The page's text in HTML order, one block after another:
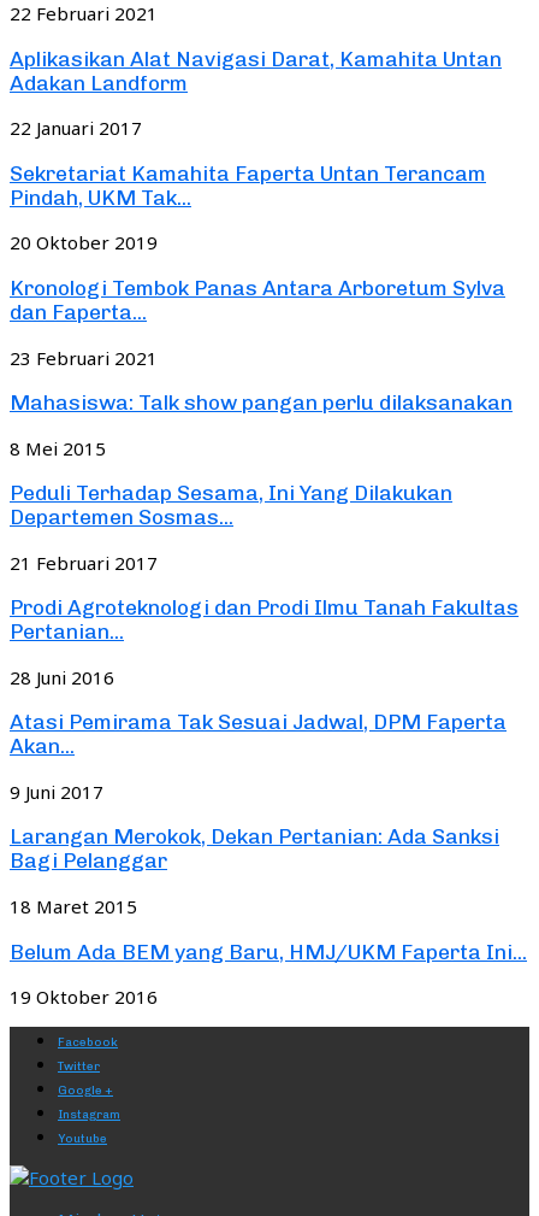
22 Februari 2021
Aplikasikan Alat Navigasi Darat, Kamahita Untan
Adakan Landform
22 Januari 2017
Sekretariat Kamahita Faperta Untan Terancam
Pindah, UKM Tak...
20 Oktober 2019
Kronologi Tembok Panas Antara Arboretum Sylva
dan Faperta...
23 Februari 2021
Mahasiswa: Talk show pangan perlu dilaksanakan
8 Mei 2015
Peduli Terhadap Sesama, Ini Yang Dilakukan
Departemen Sosmas...
21 Februari 2017
Prodi Agroteknologi dan Prodi Ilmu Tanah Fakultas
Pertanian...
28 Juni 2016
Atasi Pemirama Tak Sesuai Jadwal, DPM Faperta
Akan...
9 Juni 2017
Larangan Merokok, Dekan Pertanian: Ada Sanksi
Bagi Pelanggar
18 Maret 2015
Belum Ada BEM yang Baru, HMJ/UKM Faperta Ini...
19 Oktober 2016
Facebook
Twitter
Google +
Instagram
Youtube